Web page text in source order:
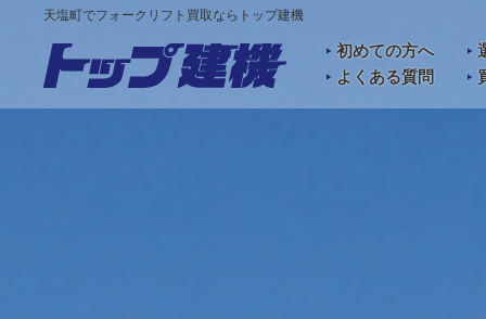
天塩町でフォークリフト買取ならトップ建機
初めての方へ
よくある質問